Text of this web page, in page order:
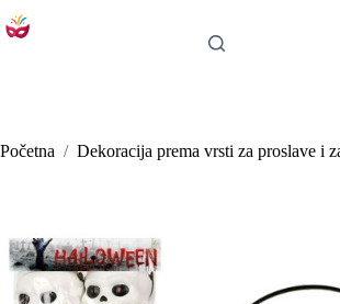
na
Početna / Dekoracija prema vrsti za proslave i